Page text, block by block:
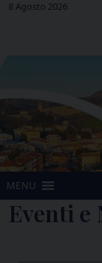
Skip8 Agosto 2026
MENU
Eventi e